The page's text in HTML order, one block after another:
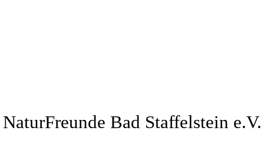
NaturFreunde Bad Staffelstein e.V.